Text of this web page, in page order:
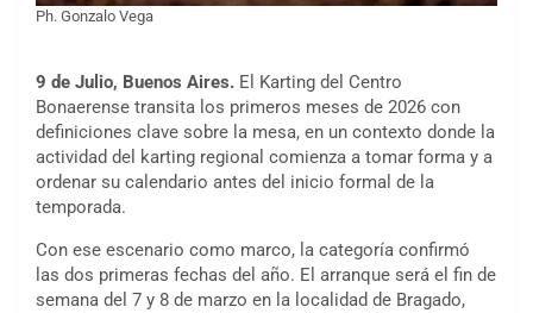
Ph. Gonzalo Vega
9 de Julio, Buenos Aires. El Karting del Centro
Bonaerense transita los primeros meses de 2026 con
definiciones clave sobre la mesa, en un contexto donde la
actividad del karting regional comienza a tomar forma y a
ordenar su calendario antes del inicio formal de la
temporada.
Con ese escenario como marco, la categoría confirmó
las dos primeras fechas del año. El arranque será el fin de
semana del 7 y 8 de marzo en la localidad de Bragado,